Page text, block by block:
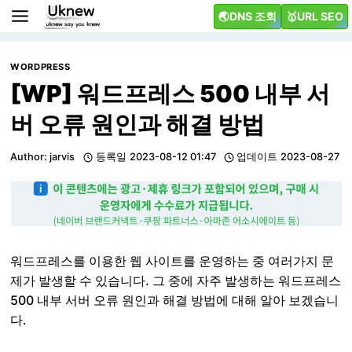
Skip
🌏DNS 조회 🥇URL SEO
WORDPRESS
[WP] 워드프레스 500 내부 서
버 오류 원인과 해결 방법
Author: jarvis 등록일 2023-08-12 01:47 업데이트 2023-08-27
워드프레스를 이용한 웹 사이트를 운영하는 중 여러가지 문
제가 발생할 수 있습니다. 그 중에 자주 발생하는 워드프레스
500 내부 서버 오류 원인과 해결 방법에 대해 알아 보겠습니
다.